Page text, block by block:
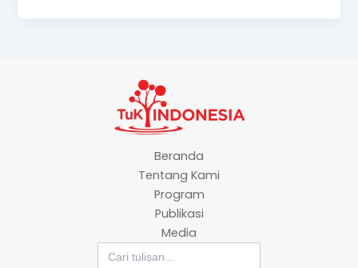
Beranda
Tentang Kami
Program
Publikasi
Media
Search
for: